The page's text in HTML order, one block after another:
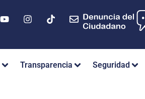
Transparencia Seguridad